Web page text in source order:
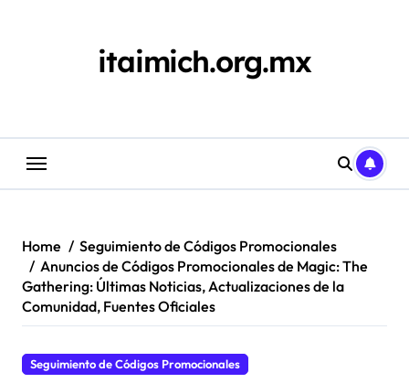
itaimich.org.mx
Home
Seguimiento de Códigos Promocionales
Anuncios de Códigos Promocionales de Magic: The
Gathering: Últimas Noticias, Actualizaciones de la
Comunidad, Fuentes Oficiales
Seguimiento de Códigos Promocionales